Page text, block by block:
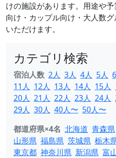
けの施設があります。用途や
向け・カップル向け・大人数
いただけます。
カテゴリ検索
宿泊人数 2人 3人 4人 5人
11人 12人 13人 14人 15人
20人 21人 22人 23人 24人
29人 30人 40人〜 50人〜
都道府県×4名 北海道 青森県
山形県 福島県 茨城県 栃木
東京都 神奈川県 新潟県 富